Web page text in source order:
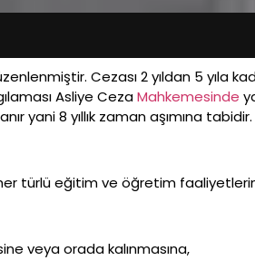
Cezası 2 yıldan 5 yıla
Asliye CezaMahkemesinde
yani 8 yıllık zaman aşımına
türlü eğitim ve öğretim
veya orada kalınmasına,